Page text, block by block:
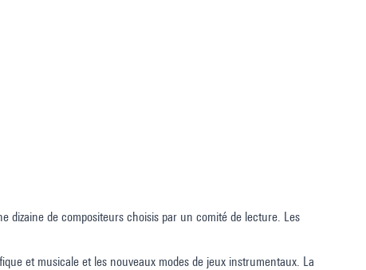
dizaine de compositeurs choisis par un comité de lecture. Les
et musicale et les nouveaux modes de jeux instrumentaux. La